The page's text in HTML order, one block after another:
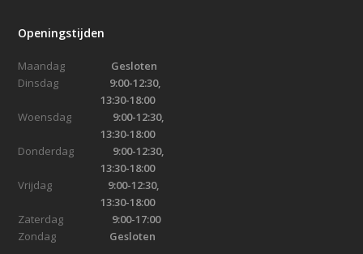
Openingstijden
Maandag Gesloten
Dinsdag 9:00-12:30,
13:30-18:00
Woensdag
9:00-12:30,
13:30-18:00
Donderdag 9:00-12:30,
13:30-18:00
Vrijdag 9:00-12:30,
13:30-18:00
Zaterdag 9:00-17:00
Zondag Gesloten